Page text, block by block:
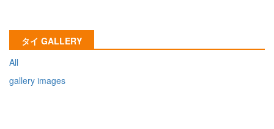
タイ GALLERY
All
gallery images